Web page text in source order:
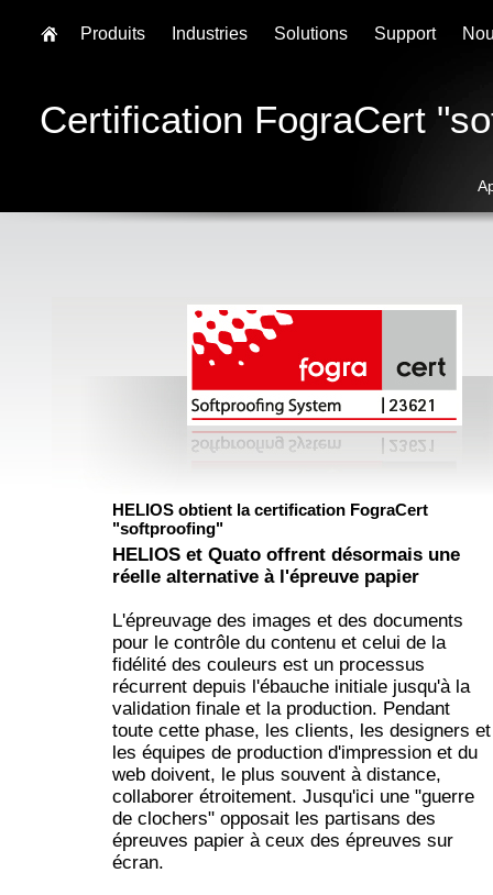
Certification FograCert
HELIOS obtient la certification FograCert
"softproofing"
HELIOS et Quato offrent désormais une
réelle alternative à l'épreuve papier
L'épreuvage des images et des documents
pour le contrôle du contenu et celui de la
fidélité des couleurs est un processus
récurrent depuis l'ébauche initiale jusqu'à la
validation finale et la production. Pendant
toute cette phase, les clients, les designers et
les équipes de production d'impression et du
web doivent, le plus souvent à distance,
collaborer étroitement. Jusqu'ici une "guerre
de clochers" opposait les partisans des
épreuves papier à ceux des épreuves sur
écran.
Produits Industries Solutions Support